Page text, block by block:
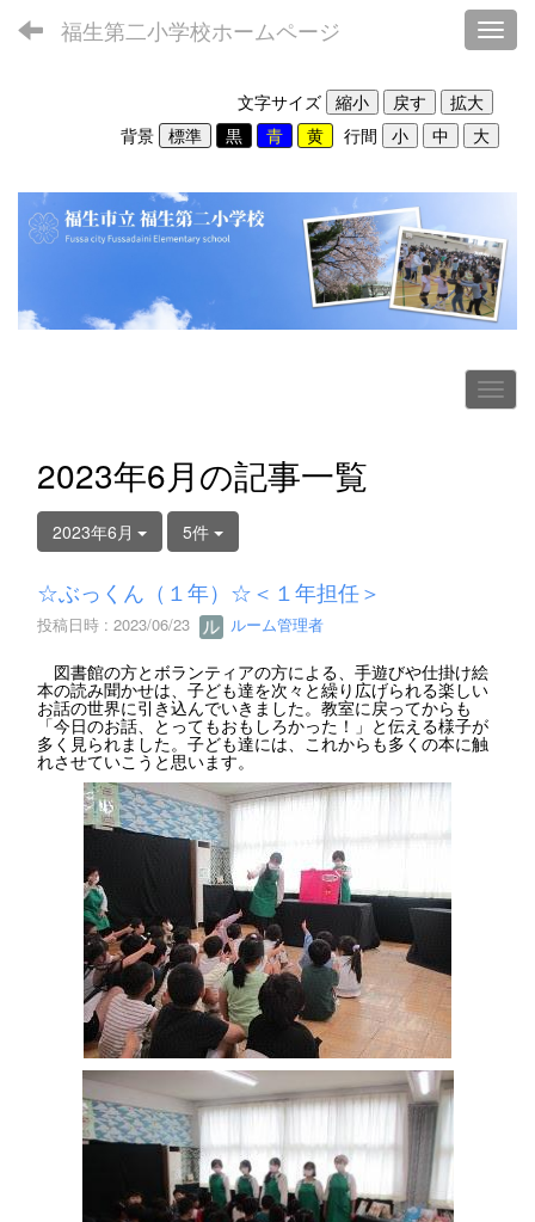
福生第二小学校ホームページ
文字サイズ
背景
行間
2023年6月の記事一覧
2023年6月 5件
☆ぶっくん（１年）☆＜１年担任＞
投稿日時 : 2023/06/23 ルーム管理者
図書館の方とボランティアの方による、手遊びや仕掛け絵
本の読み聞かせは、子ども達を次々と繰り広げられる楽しい
お話の世界に引き込んでいきました。教室に戻ってからも
「今日のお話、とってもおもしろかった！」と伝える様子が
多く見られました。子ども達には、これからも多くの本に触
れさせていこうと思います。